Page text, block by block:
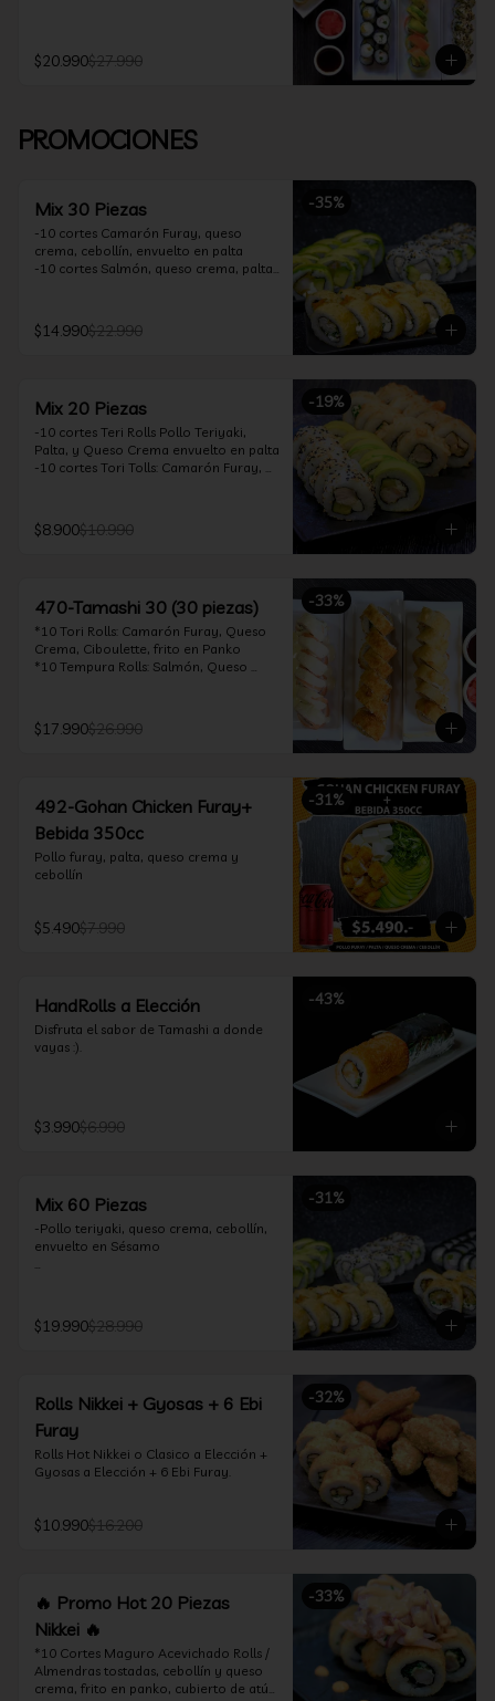
$20.990$27.990
PROMOCIONES
-35%
Mix 30 Piezas
-10 cortes Camarón Furay, queso
crema, cebollín, envuelto en palta
-10 cortes Salmón, queso crema, palta,
cebollín, frito en tempura
*Incluye 2 soya 30ml / 2 palitos / 1 salsa
$14.990$22.990
-19%
Mix 20 Piezas
-10 cortes Teri Rolls Pollo Teriyaki,
Palta, y Queso Crema envuelto en palta
-10 cortes Tori Tolls: Camarón Furay,
teriyaki 30ml
$8.900$10.990
-33%
470-Tamashi 30 (30 piezas)
*10 Tori Rolls: Camarón Furay, Queso
Crema, Ciboulette, frito en Panko
*10 Tempura Rolls: Salmón, Queso
furay, queso crema y cebollín, envuelto
en salmón y bañado en salsa
$17.990$26.990
-31%
492-Gohan Chicken Furay+
Bebida 350cc
Pollo furay, palta, queso crema y
cebollín
$5.490$7.990
-43%
HandRolls a Elección
Disfruta el sabor de Tamashi a donde
vayas :).
$3.990$6.990
-31%
Mix 60 Piezas
-Pollo teriyaki, queso crema, cebollín,
envuelto en Sésamo
-Camarón furay, queso crema,
frito en tempura.
-Kanikama, queso crema, envuelto en
nori (hosomaki)
$19.990$28.990
-32%
Rolls Nikkei + Gyosas + 6 Ebi
Furay
Rolls Hot Nikkei o Clasico a Elección +
Gyosas a Elección + 6 Ebi Furay.
$10.990$16.200
-33%
🔥 Promo Hot 20 Piezas
Nikkei 🔥
*10 Cortes Maguro Acevichado Rolls /
Almendras tostadas, cebollín y queso
crema, frito en panko, cubierto de atún